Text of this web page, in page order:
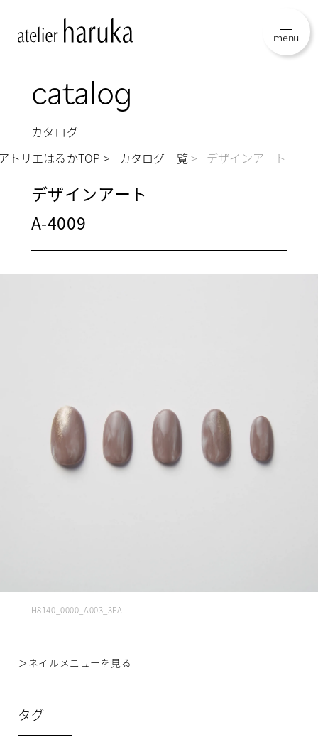
menu
catalog
カタログ
トリエはるかTOP
カタログ一覧 デザインアート
デザインアート
A-4009
H8140_0000_A003_3FAL
＞ ネイルメニューを見る
タグ